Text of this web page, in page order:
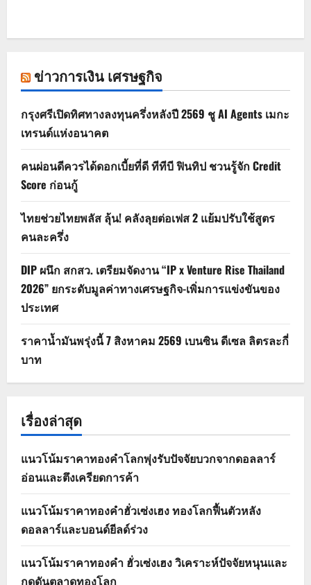
ข่าวการเงิน เศรษฐกิจ
กรุงศรีเปิดทิศทางลงทุนครึ่งหลังปี 2569 ชู AI Agents เมกะ
เทรนด์แห่งอนาคต
คนผ่อนดีควรได้ดอกเบี้ยที่ดี ทีทีบี ฟินทิป ชวนรู้จัก Credit
Score ก่อนกู้
ไทยช่วยไทยพลัส ลุ้น! คลังลุยต่อเฟส 2 แย้มปรับใช้สูตร
คนละครึ่ง
DIP ผนึก สกสว. เตรียมจัดงาน “IP x Venture Rise Thailand
2026” ยกระดับมูลค่าทางเศรษฐกิจ-เพิ่มการแข่งขันของ
ประเทศ
ราคาน้ำมันพรุ่งนี้ 7 สิงหาคม 2569 เบนซิน ดีเซล ลิตรละกี่
บาท
เรื่องล่าสุด
แนวโน้มราคาทองคำโลกพุ่งรับปัจจัยบวกจากดอลลาร์
อ่อนและตึงเครียดการค้า
แนวโน้มราคาทองคำฮั่วเซ่งเฮง ทองโลกฟื้นตัวหลัง
ดอลลาร์และบอนด์ยีลด์ร่วง
แนวโน้มราคาทองคำ ฮั่วเซ่งเฮง วิเคราะห์ปัจจัยหนุนและ
กดดันตลาดทองโลก